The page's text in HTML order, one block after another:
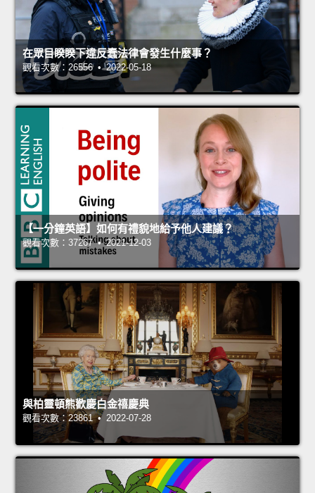
在眾目睽睽下違反蠢法律會發生什麼事？
觀看次數：26556 • 2022-05-18
【一分鐘英語】如何有禮貌地給予他人建議？
觀看次數：37267 • 2021-12-03
與柏靈頓熊歡慶白金禧慶典
觀看次數：23861 • 2022-07-28